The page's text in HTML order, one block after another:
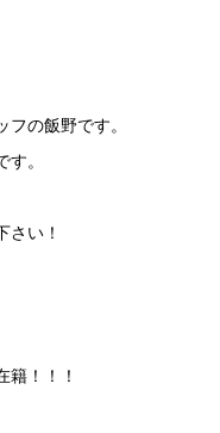
の飯野です。
。
さい！
籍！！！